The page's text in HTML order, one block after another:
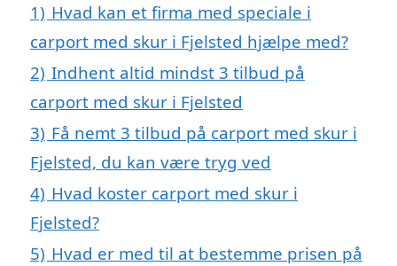
1) Hvad kan et firma med speciale i
carport med skur i Fjelsted hjælpe med?
2) Indhent altid mindst 3 tilbud på
carport med skur i Fjelsted
3) Få nemt 3 tilbud på carport med skur i
Fjelsted, du kan være tryg ved
4) Hvad koster carport med skur i
Fjelsted?
5) Hvad er med til at bestemme prisen på